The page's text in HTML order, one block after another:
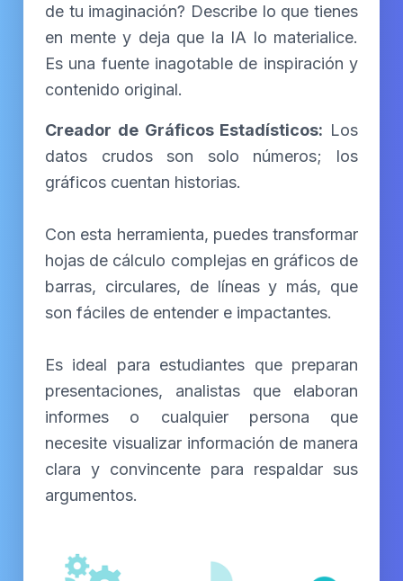
de tu imaginación? Describe lo que tienes
en mente y deja que la IA lo materialice.
Es una fuente inagotable de inspiración y
contenido original.
Creador de Gráficos Estadísticos: Los
datos crudos son solo números; los
gráficos cuentan historias.
Con esta herramienta, puedes transformar
hojas de cálculo complejas en gráficos de
barras, circulares, de líneas y más, que
son fáciles de entender e impactantes.
Es ideal para estudiantes que preparan
presentaciones, analistas que elaboran
informes o cualquier persona que
necesite visualizar información de manera
clara y convincente para respaldar sus
argumentos.